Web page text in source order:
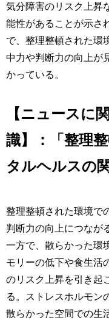
気分障害のリスク上昇
能性があることが示さ
で、整理整頓された環
中力や判断力の向上が
かっている。
【ニュースに
識】：「整理
タルヘルスの関
整理整頓された環境で
判断力の向上につなが
一方で、散らかった環
モリーの低下や食生活
のリスク上昇を引き起
る。ストレスホルモン
散らかった空間での生